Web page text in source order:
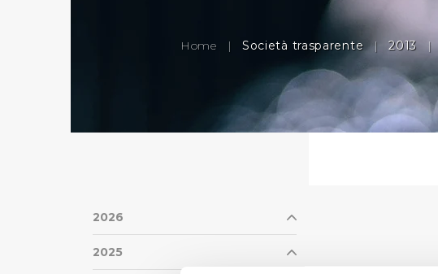
Home | Società trasparente | 2013 |
2026
2025